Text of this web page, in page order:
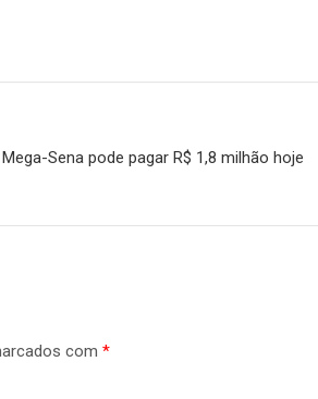
Mega-Sena pode pagar R$ 1,8 milhão hoje
com *